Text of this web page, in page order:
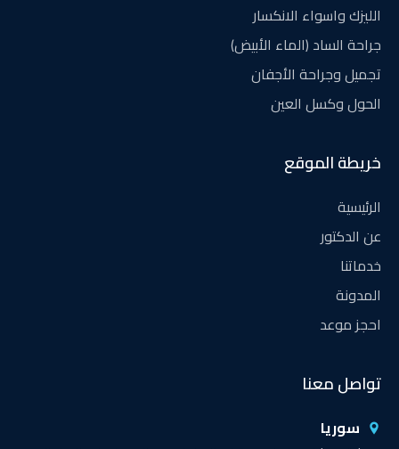
الليزك واسواء الانكسار
جراحة الساد (الماء الأبيض)
تجميل وجراحة الأجفان
الحول وكسل العين
خريطة الموقع
الرئيسية
عن الدكتور
خدماتنا
المدونة
احجز موعد
تواصل معنا
سوريا